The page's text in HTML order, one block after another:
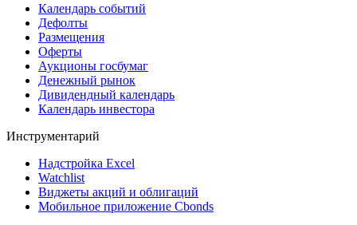
Календарь событий
Дефолты
Размещения
Оферты
Аукционы госбумаг
Денежный рынок
Дивидендный календарь
Календарь инвестора
Инструментарий
Надстройка Excel
Watchlist
Виджеты акций и облигаций
Мобильное приложение Cbonds